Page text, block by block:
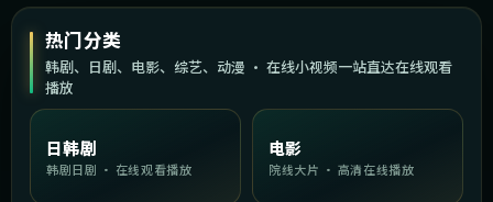
热门分类
韩剧、日剧、电影、综艺、动漫 · 在线小视频一站直达在线观看
播放
日韩剧
韩剧日剧 · 在线观看播放
电影
院线大片 · 高清在线播放